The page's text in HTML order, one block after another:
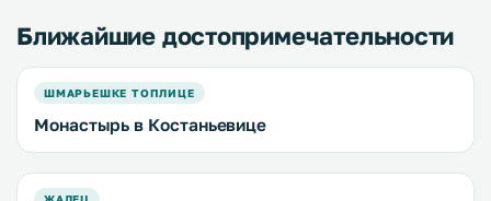
Ближайшие достопримечательности
ШМАРЬЕШКЕ ТОПЛИЦЕ
Монастырь в Костаньевице